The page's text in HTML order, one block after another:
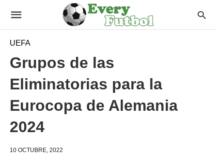
UEFA
Grupos de las
Eliminatorias para la
Eurocopa de Alemania
2024
10 OCTUBRE, 2022